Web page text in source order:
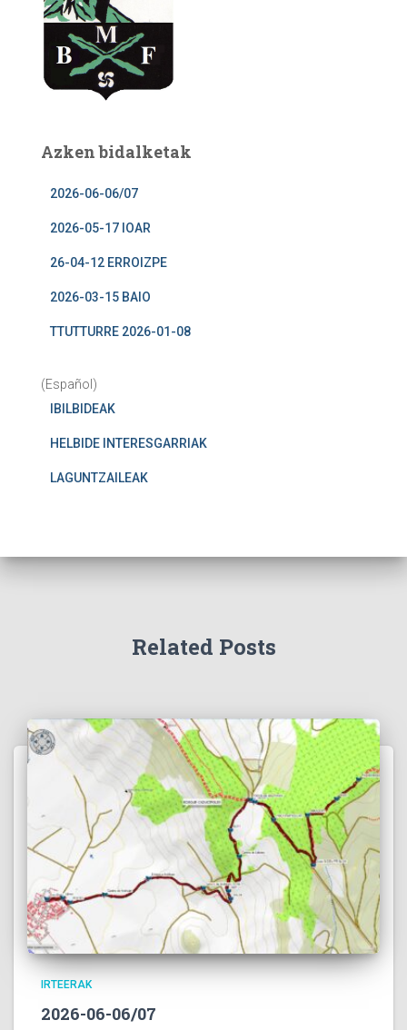
Azken bidalketak
2026-06-06/07
2026-05-17 IOAR
26-04-12 ERROIZPE
2026-03-15 BAIO
TTUTTURRE 2026-01-08
(Español)
IBILBIDEAK
HELBIDE INTERESGARRIAK
LAGUNTZAILEAK
Related Posts
IRTEERAK
2026-06-06/07